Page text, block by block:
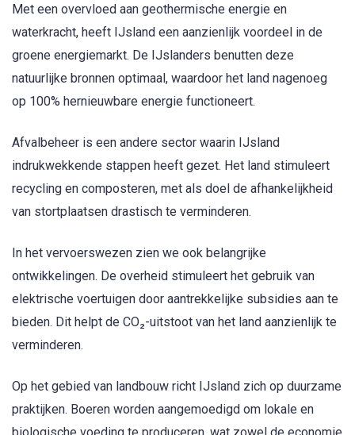
Met een overvloed aan geothermische energie en
waterkracht, heeft IJsland een aanzienlijk voordeel in de
groene energiemarkt. De IJslanders benutten deze
natuurlijke bronnen optimaal, waardoor het land nagenoeg
op 100% hernieuwbare energie functioneert.
Afvalbeheer is een andere sector waarin IJsland
indrukwekkende stappen heeft gezet. Het land stimuleert
recycling en composteren, met als doel de afhankelijkheid
van stortplaatsen drastisch te verminderen.
In het vervoerswezen zien we ook belangrijke
ontwikkelingen. De overheid stimuleert het gebruik van
elektrische voertuigen door aantrekkelijke subsidies aan te
bieden. Dit helpt de CO₂-uitstoot van het land aanzienlijk te
verminderen.
Op het gebied van landbouw richt IJsland zich op duurzame
praktijken. Boeren worden aangemoedigd om lokale en